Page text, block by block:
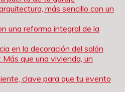
más sencillo con un
una reforma integral de la
en la decoración del salón
que una vivienda, un
clave para que tu evento